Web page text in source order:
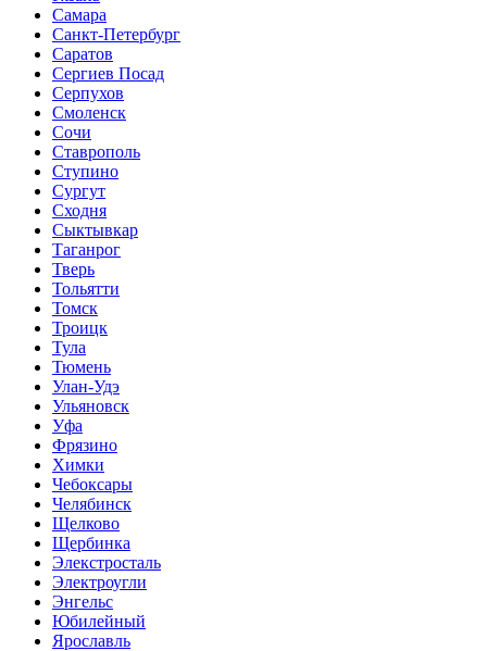
Самара
Санкт-Петербург
Саратов
Сергиев Посад
Серпухов
Смоленск
Сочи
Ставрополь
Ступино
Сургут
Сходня
Сыктывкар
Таганрог
Тверь
Тольятти
Томск
Троицк
Тула
Тюмень
Улан-Удэ
Ульяновск
Уфа
Фрязино
Химки
Чебоксары
Челябинск
Щелково
Щербинка
Элекстросталь
Электроугли
Энгельс
Юбилейный
Ярославль